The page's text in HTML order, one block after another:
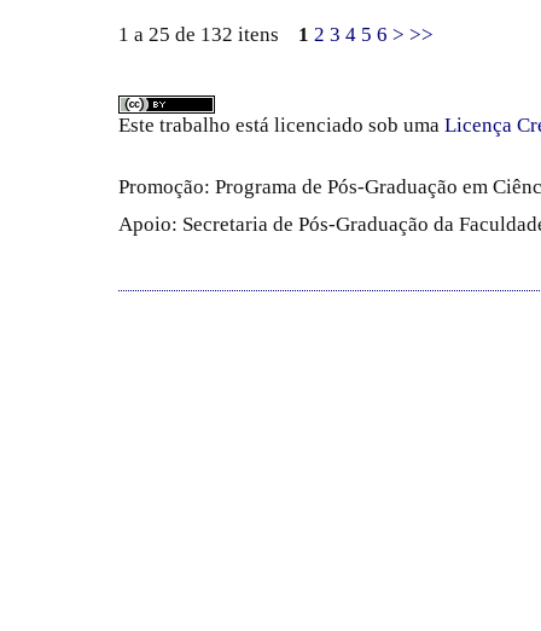
1 a 25 de 132 itens 1 2 3 4 5 6 > >>
Este trabalho está licenciado sob uma Licença
Promoção: Programa de Pós-Graduação em
Apoio: Secretaria de Pós-Graduação da